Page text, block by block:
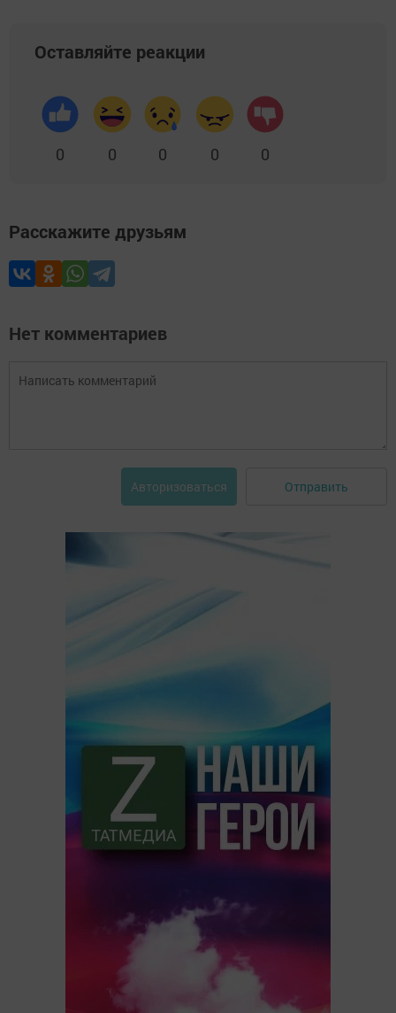
Оставляйте реакции
0 0 0 0 0
Расскажите друзьям
Нет комментариев
Авторизоваться Отправить